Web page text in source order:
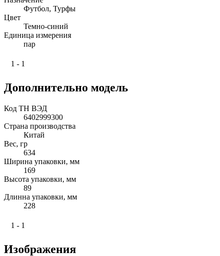
Футбол, Турфы
Цвет
Темно-синий
Единица измерения
пар
1 - 1
Дополнительно модель
Код ТН ВЭД
6402999300
Страна производства
Китай
Вес, гр
634
Ширина упаковки, мм
169
Высота упаковки, мм
89
Длинна упаковки, мм
228
1 - 1
Изображения